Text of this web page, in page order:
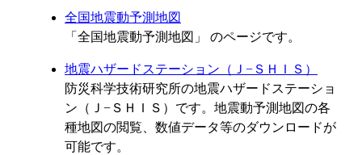
全国地震動予測地図
「全国地震動予測地図」 のページです。
地震ハザードステーション（Ｊ−ＳＨＩＳ）
防災科学技術研究所の地震ハザードステーショ
ン（Ｊ−ＳＨＩＳ）です。地震動予測地図の各
種地図の閲覧、数値データ等のダウンロードが
可能です。